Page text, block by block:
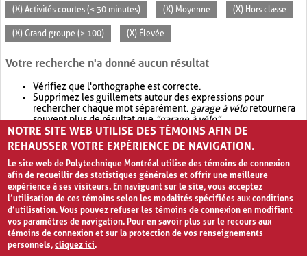
(X) Activités courtes (< 30 minutes) (X) Moyenne (X) Hors classe
(X) Grand groupe (> 100) (X) Élevée
Votre recherche n'a donné aucun résultat
Vérifiez que l'orthographe est correcte.
Supprimez les guillemets autour des expressions pour
rechercher chaque mot séparément. garage à véloretournera
souvent plus de résultat que"garage à vélo".
Envisagez d'élargir votre recherche avec OR.garage OR vélo
retournera souvent plus de résultat quegarage à vélo
NOTRE SITE WEB UTILISE DES TÉMOINS AFIN DE
REHAUSSER VOTRE EXPÉRIENCE DE NAVIGATION.
Le site web de Polytechnique Montréal utilise des témoins de connexion
afin de recueillir des statistiques générales et offrir une meilleure
expérience à ses visiteurs. En naviguant sur le site, vous acceptez
l’utilisation de ces témoins selon les modalités spécifiées aux conditions
d’utilisation. Vous pouvez refuser les témoins de connexion en modifiant
vos paramètres de navigation. Pour en savoir plus sur le recours aux
témoins de connexion et sur la protection de vos renseignements
personnels,cliquez ici.